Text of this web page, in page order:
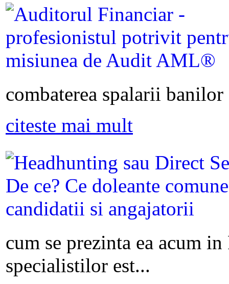
combaterea spalarii
citeste mai mult
cum se prezinta ea acum
specialistilor est...